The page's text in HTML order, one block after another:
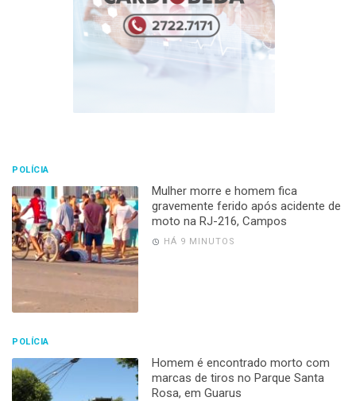
POLÍCIA
Mulher morre e homem fica
gravemente ferido após acidente de
moto na RJ-216, Campos
HÁ 9 MINUTOS
POLÍCIA
Homem é encontrado morto com
marcas de tiros no Parque Santa
Rosa, em Guarus